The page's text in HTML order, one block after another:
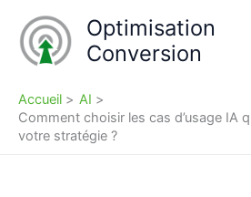
contenu
Optimisation
Conversion
Accueil
AI
Comment choisir les cas d’usage IA
votre stratégie ?